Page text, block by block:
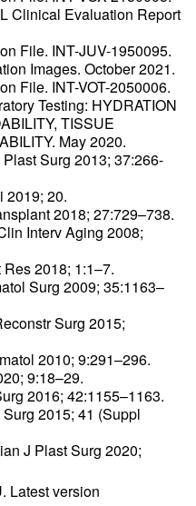
Clinical Evaluation Report
File. INT-JUV-1950095.
Images. October 2021.
File. INT-VOT-2050006.
Testing: HYDRATION
TISSUE
May 2020.
Surg 2013; 37:266-
2019; 20.
2018; 27:729–738.
Interv Aging 2008;
2018; 1:1–7.
Surg 2009; 35:1163–
Surg 2015;
2010; 9:291–296.
9:18–29.
2016; 42:1155–1163.
2015; 41 (Suppl
J Plast Surg 2020;
Latest version